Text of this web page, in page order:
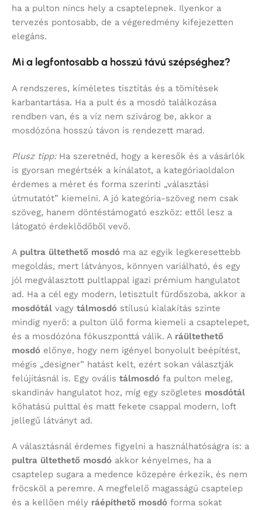
ha a pulton nincs hely a csaptelepnek. Ilyenkor a
tervezés pontosabb, de a végeredmény kifejezetten
elegáns.
Mi a legfontosabb a hosszú távú szépséghez?
A rendszeres, kíméletes tisztítás és a tömítések
karbantartása. Ha a pult és a mosdó találkozása
rendben van, és a víz nem szivárog be, akkor a
mosdózóna hosszú távon is rendezett marad.
Plusz tipp:Ha szeretnéd, hogy a keresők és a vásárlók
is gyorsan megértsék a kínálatot, a kategóriaoldalon
érdemes a méret és forma szerinti „választási
útmutatót” kiemelni. A jó kategória-szöveg nem csak
szöveg, hanem döntéstámogató eszköz: ettől lesz a
látogató érdeklődőből vevő.
A pultra ültethető mosdó ma az egyik legkeresettebb
megoldás, mert látványos, könnyen variálható, és egy
jól megválasztott pultlappal igazi prémium hangulatot
ad. Ha a cél egy modern, letisztult fürdőszoba, akkor a
mosdótál vagy tálmosdó stílusú kialakítás szinte
mindig nyerő: a pulton ülő forma kiemeli a csaptelepet,
és a mosdózóna fókuszponttá válik. A ráültethető
mosdó előnye, hogy nem igényel bonyolult beépítést,
mégis „designer” hatást kelt, ezért sokan választják
felújításnál is. Egy ovális tálmosdó fa pulton meleg,
skandináv hangulatot hoz, míg egy szögletes mosdótál
kőhatású pulttal és matt fekete csappal modern, loft
jellegű látványt ad.
A választásnál érdemes figyelni a használhatóságra is: a
pultra ültethető mosdó akkor kényelmes, ha a
csaptelep sugara a medence közepére érkezik, és nem
fröcsköl a peremre. A megfelelő magasságú csaptelep
és a kellően mély ráépíthető mosdó forma sokat